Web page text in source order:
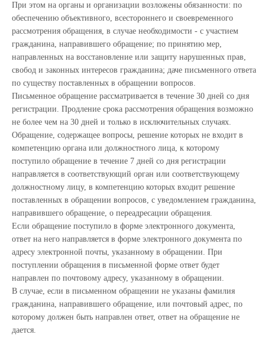
При этом на органы и организации возложены обязанности: по
обеспечению объективного, всестороннего и своевременного
рассмотрения обращения, в случае необходимости - с участием
гражданина, направившего обращение; по принятию мер,
направленных на восстановление или защиту нарушенных прав,
свобод и законных интересов гражданина; даче письменного ответа
по существу поставленных в обращении вопросов.
Письменное обращение рассматривается в течение 30 дней со дня
регистрации. Продление срока рассмотрения обращения возможно
не более чем на 30 дней и только в исключительных случаях.
Обращение, содержащее вопросы, решение которых не входит в
компетенцию органа или должностного лица, к которому
поступило обращение в течение 7 дней со дня регистрации
направляется в соответствующий орган или соответствующему
должностному лицу, в компетенцию которых входит решение
поставленных в обращении вопросов, с уведомлением гражданина,
направившего обращение, о переадресации обращения.
Если обращение поступило в форме электронного документа,
ответ на него направляется в форме электронного документа по
адресу электронной почты, указанному в обращении. При
поступлении обращения в письменной форме ответ будет
направлен по почтовому адресу, указанному в обращении.
В случае, если в письменном обращении не указаны фамилия
гражданина, направившего обращение, или почтовый адрес, по
которому должен быть направлен ответ, ответ на обращение не
дается.